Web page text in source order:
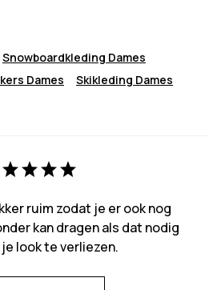
Snowboardkleding Dames
Dames
Skikleding Dames
ruim zodat je er ook nog
kan dragen als dat nodig
look te verliezen.